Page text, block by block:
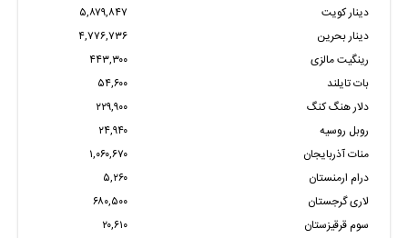
دینار کویت
۵,۸۷۹,۸۴۷
دینار بحرین
۴,۷۷۶,۷۳۶
رینگیت مالزی
۴۴۳,۳۰۰
بات تایلند
۵۴,۶۰۰
دلار هنگ کنگ
۲۲۹,۹۰۰
روبل روسیه
۲۴,۹۴۰
منات آذربایجان
۱,۰۶۰,۶۷۰
درام ارمنستان
۵,۲۶۰
لاری گرجستان
۶۸۰,۵۰۰
سوم قرقیزستان
۲۰,۶۱۰